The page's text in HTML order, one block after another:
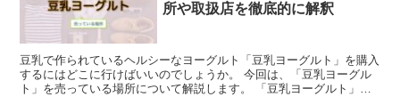
所や取扱店を徹底的に解釈
豆乳で作られているヘルシーなヨーグルト「豆乳ヨーグルト」を購入
するにはどこに行けばいいのでしょうか。 今回は、「豆乳ヨーグル
ト」を売っている場所について解説します。 「豆乳ヨーグルト」に